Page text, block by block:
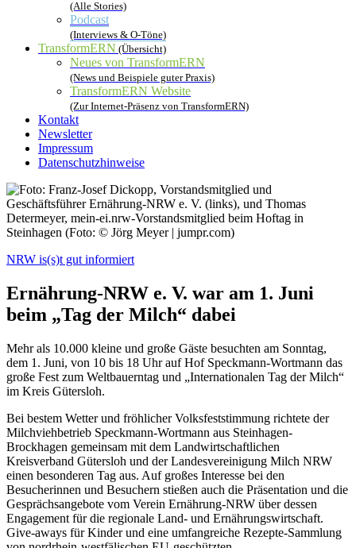
(Alle Stories)
Podcast
(Interviews & O-Töne)
TransformERN (Übersicht)
Neues von TransformERN
(News und Beispiele guter Praxis)
TransformERN Website
(Zur Internet-Präsenz von TransformERN)
Kontakt
Newsletter
Impressum
Datenschutzhinweise
NRW is(s)t gut informiert
Ernährung-NRW e. V. war am 1. Juni
beim „Tag der Milch“ dabei
Mehr als 10.000 kleine und große Gäste besuchten am Sonntag,
dem 1. Juni, von 10 bis 18 Uhr auf Hof Speckmann-Wortmann das
große Fest zum Weltbauerntag und „Internationalen Tag der Milch“
im Kreis Gütersloh.
Bei bestem Wetter und fröhlicher Volksfeststimmung richtete der
Milchviehbetrieb Speckmann-Wortmann aus Steinhagen-
Brockhagen gemeinsam mit dem Landwirtschaftlichen
Kreisverband Gütersloh und der Landesvereinigung Milch NRW
einen besonderen Tag aus. Auf großes Interesse bei den
Besucherinnen und Besuchern stießen auch die Präsentation und die
Gesprächsangebote vom Verein Ernährung-NRW über dessen
Engagement für die regionale Land- und Ernährungswirtschaft.
Give-aways für Kinder und eine umfangreiche Rezepte-Sammlung